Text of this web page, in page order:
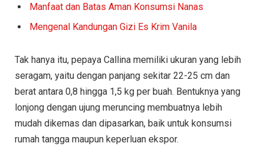
Manfaat dan Batas Aman Konsumsi Nanas
Mengenal Kandungan Gizi Es Krim Vanila
Tak hanya itu, pepaya Callina memiliki ukuran yang lebih
seragam, yaitu dengan panjang sekitar 22-25 cm dan
berat antara 0,8 hingga 1,5 kg per buah. Bentuknya yang
lonjong dengan ujung meruncing membuatnya lebih
mudah dikemas dan dipasarkan, baik untuk konsumsi
rumah tangga maupun keperluan ekspor.